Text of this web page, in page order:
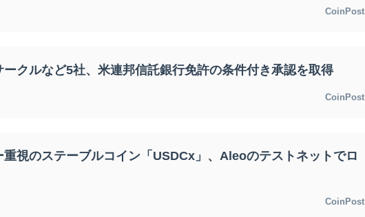
CoinPost
ークルなど5社、米連邦信託銀行免許の条件付き承認を取得
CoinPost
重視のステーブルコイン「USDCx」、Aleoのテストネットでロ
CoinPost